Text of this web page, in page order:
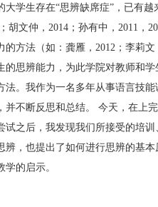
大学生存在“思辨缺席症”，已有
胡文仲，2014；孙有中，2011，
方法（如：龚雁，2012；李莉
思辨能力，为此学院对教师和
。我作为一名多年从事语言技
不断反思和总结。 今天，在上
试之后，我发现我们所接受的培
，也提出了如何进行思辨的基
的启示。